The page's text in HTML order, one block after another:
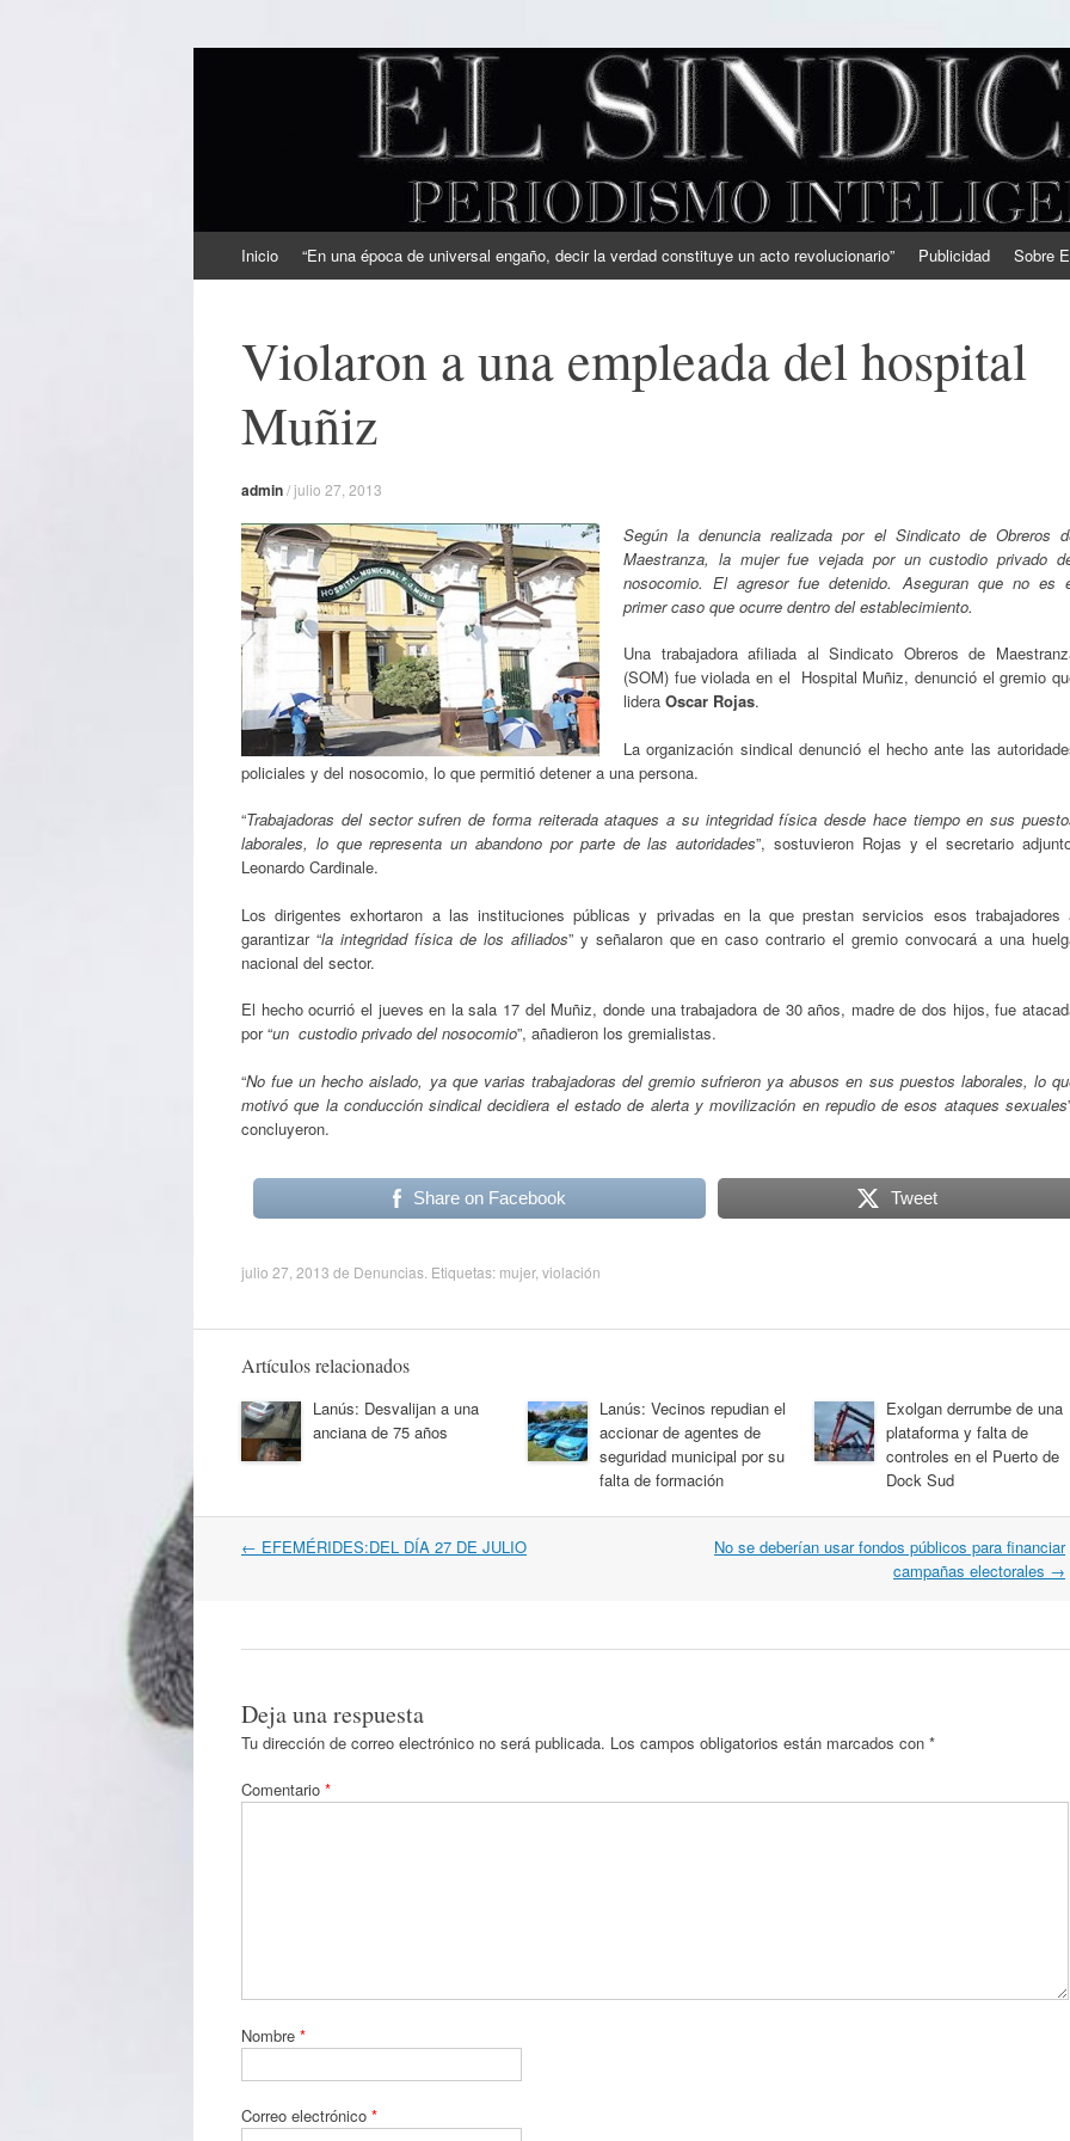
EL SINDICAL
Periodismo Inteligente
al
Inicio “En una época de universal engaño, decir la verdad constituye un acto revolucionario” Publicidad Sobre
Violaron a una empleada del hospital
Muñiz
admin/julio 27, 2013
Según la denuncia realizada por el Sindicato de Obreros
Maestranza, la mujer fue vejada por un custodio privado
nosocomio. El agresor fue detenido. Aseguran que no es
primer caso que ocurre dentro del establecimiento.
Una trabajadora afiliada al Sindicato Obreros de
(SOM) fue violada en el Hospital Muñiz, denunció el gremio
lidera Oscar Rojas.
La organización sindical denunció el hecho ante las
policiales y del nosocomio, lo que permitió detener a una persona.
“Trabajadoras del sector sufren de forma reiterada ataques a su integridad física desde hace tiempo en sus
laborales, lo que representa un abandono por parte de las autoridades”, sostuvieron Rojas y el secretario
Leonardo Cardinale.
Los dirigentes exhortaron a las instituciones públicas y privadas en la que prestan servicios esos trabajadores
garantizar “la integridad física de los afiliados” y señalaron que en caso contrario el gremio convocará a una
nacional del sector.
El hecho ocurrió el jueves en la sala 17 del Muñiz, donde una trabajadora de 30 años, madre de dos hijos, fue
por “un custodio privado del nosocomio”, añadieron los gremialistas.
“No fue un hecho aislado, ya que varias trabajadoras del gremio sufrieron ya abusos en sus puestos laborales, lo
motivó que la conducción sindical decidiera el estado de alerta y movilización en repudio de esos ataques sexuales
concluyeron.
Share on Facebook Tweet
julio 27, 2013 de Denuncias . Etiquetas: mujer, violación
Artículos relacionados
Lanús: Desvalijan a una
anciana de 75 años
Lanús: Vecinos repudian el
accionar de agentes de
seguridad municipal por su
falta de formación
Exolgan derrumbe de una
plataforma y falta de
controles en el Puerto de
Dock Sud
Navegación
← EFEMÉRIDES:DEL DÍA 27 DE JULIO
No se deberían usar fondos públicos para financiar
campañas electorales →
Deja una respuesta
Tu dirección de correo electrónico no será publicada. Los campos obligatorios están marcados con *
Comentario *
Nombre *
Correo electrónico *